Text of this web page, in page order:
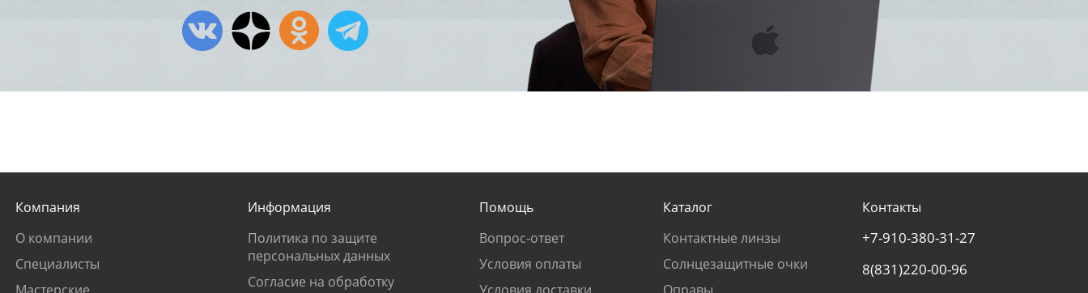
Компания
О компании
Специалисты
Информация
Политика по защите
персональных данных
Согласие на обработку
Помощь
Вопрос-ответ
Условия оплаты
Каталог
Контактные линзы
Солнцезащитные очки
Контакты
+7-910-380-31-27
8(831)220-00-96